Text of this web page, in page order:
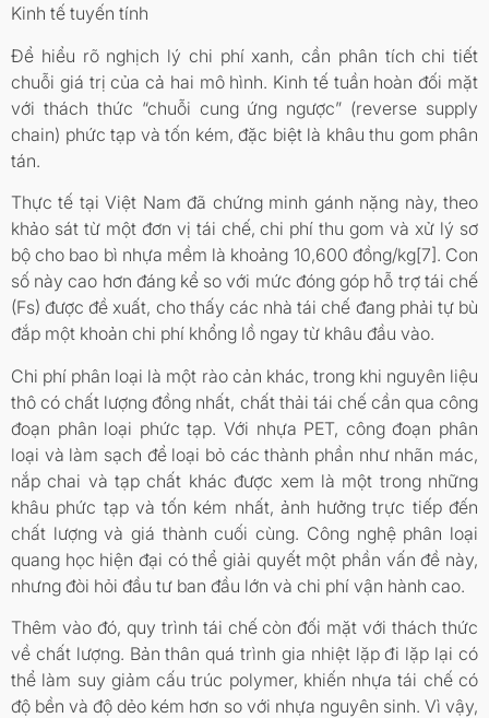
Kinh tế tuyến tính
Để hiểu rõ nghịch lý chi phí xanh, cần phân tích chi tiết
chuỗi giá trị của cả hai mô hình. Kinh tế tuần hoàn đối mặt
với thách thức “chuỗi cung ứng ngược” (reverse supply
chain) phức tạp và tốn kém, đặc biệt là khâu thu gom phân
tán.
Thực tế tại Việt Nam đã chứng minh gánh nặng này, theo
khảo sát từ một đơn vị tái chế, chi phí thu gom và xử lý sơ
bộ cho bao bì nhựa mềm là khoảng 10,600 đồng/kg[7]. Con
số này cao hơn đáng kể so với mức đóng góp hỗ trợ tái chế
(Fs) được đề xuất, cho thấy các nhà tái chế đang phải tự bù
đắp một khoản chi phí khổng lồ ngay từ khâu đầu vào.
Chi phí phân loại là một rào cản khác, trong khi nguyên liệu
thô có chất lượng đồng nhất, chất thải tái chế cần qua công
đoạn phân loại phức tạp. Với nhựa PET, công đoạn phân
loại và làm sạch để loại bỏ các thành phần như nhãn mác,
nắp chai và tạp chất khác được xem là một trong những
khâu phức tạp và tốn kém nhất, ảnh hưởng trực tiếp đến
chất lượng và giá thành cuối cùng. Công nghệ phân loại
quang học hiện đại có thể giải quyết một phần vấn đề này,
nhưng đòi hỏi đầu tư ban đầu lớn và chi phí vận hành cao.
Thêm vào đó, quy trình tái chế còn đối mặt với thách thức
về chất lượng. Bản thân quá trình gia nhiệt lặp đi lặp lại có
thể làm suy giảm cấu trúc polymer, khiến nhựa tái chế có
độ bền và độ dẻo kém hơn so với nhựa nguyên sinh. Vì vậy,